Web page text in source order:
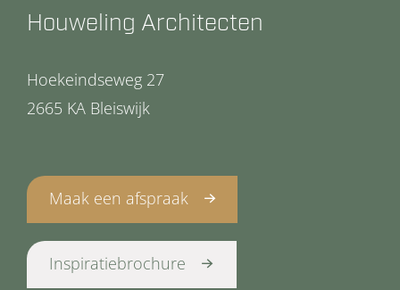
Houweling Architecten
Hoekeindseweg 27
2665 KA Bleiswijk
Maak een afspraak
Inspiratiebrochure